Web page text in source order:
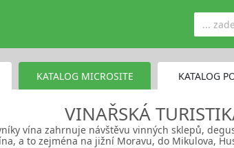
KATALOG MICROSITE KATALOG
VINAŘSKÁ
vína zahrnuje návštěvu vinných sklepů,
a to zejména na jižní Moravu, do Mikulova,